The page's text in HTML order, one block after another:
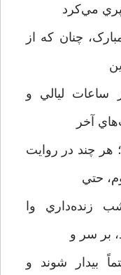
مي‌کرد
چنان که از
ساعات ليالي و
آخر
هر چند در روايت
حتي
زنده‌داري وا
بر سر و
بيدار شوند و